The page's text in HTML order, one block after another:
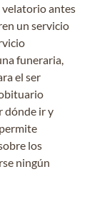
velatorio antes
un servicio
funeraria,
el ser
dónde ir y
los
ningún